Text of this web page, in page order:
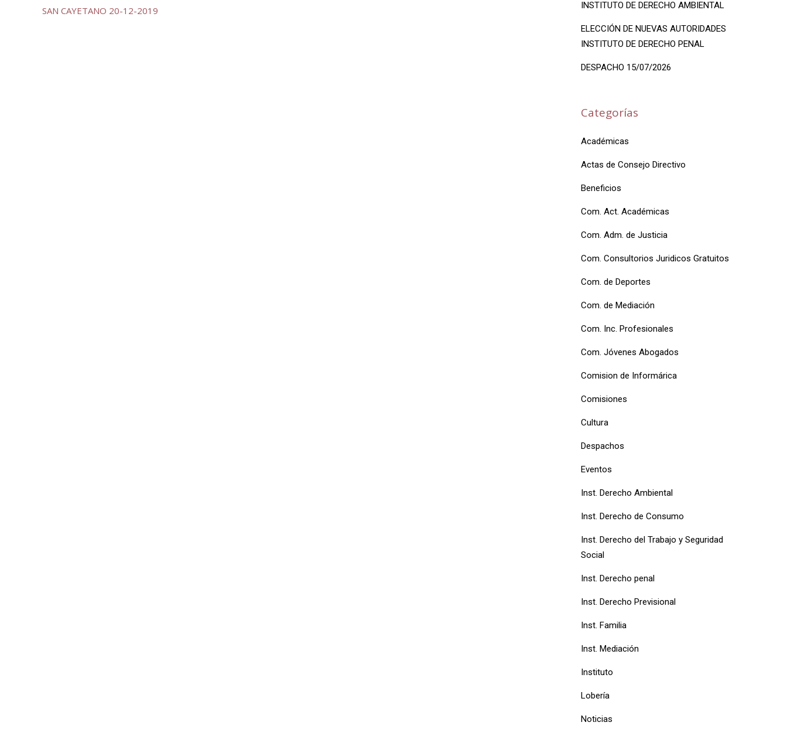
SAN CAYETANO 20-12-2019
INSTITUTO DE DERECHO AMBIENTAL
ELECCIÓN DE NUEVAS AUTORIDADES
INSTITUTO DE DERECHO PENAL
DESPACHO 15/07/2026
Categorías
Académicas
Actas de Consejo Directivo
Beneficios
Com. Act. Académicas
Com. Adm. de Justicia
Com. Consultorios Juridicos Gratuitos
Com. de Deportes
Com. de Mediación
Com. Inc. Profesionales
Com. Jóvenes Abogados
Comision de Informárica
Comisiones
Cultura
Despachos
Eventos
Inst. Derecho Ambiental
Inst. Derecho de Consumo
Inst. Derecho del Trabajo y Seguridad
Social
Inst. Derecho penal
Inst. Derecho Previsional
Inst. Familia
Inst. Mediación
Instituto
Lobería
Noticias